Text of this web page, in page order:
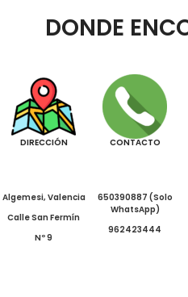
DONDE
DIRECCIÓN
Algemesi, Valencia
Calle San Fermín
Nº 9
CONTACTO
650390887 (Solo
WhatsApp)
962423444